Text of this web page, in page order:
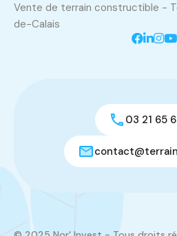
Vente de terrain constructible -
de-Calais
03 21 65